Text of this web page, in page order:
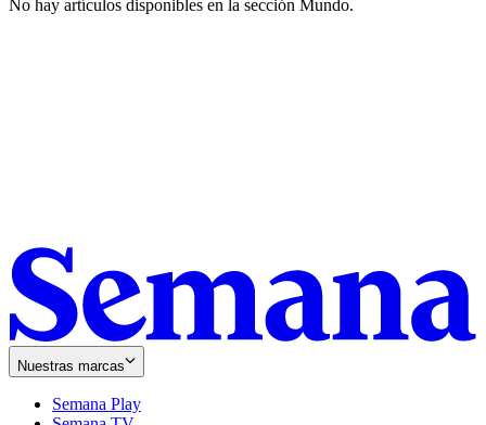
No hay artículos disponibles en la sección Mundo.
Nuestras marcas
Semana Play